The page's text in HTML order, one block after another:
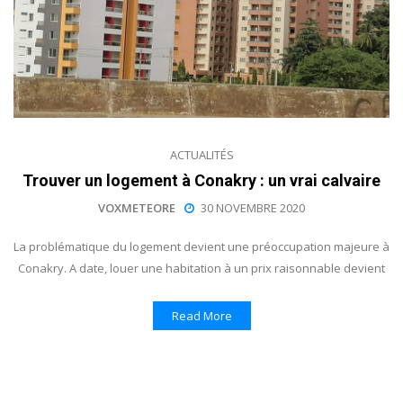
ACTUALITÉS
Trouver un logement à Conakry : un vrai calvaire
VOXMETEORE 30 NOVEMBRE 2020
La problématique du logement devient une préoccupation majeure à
Conakry. A date, louer une habitation à un prix raisonnable devient
Read More